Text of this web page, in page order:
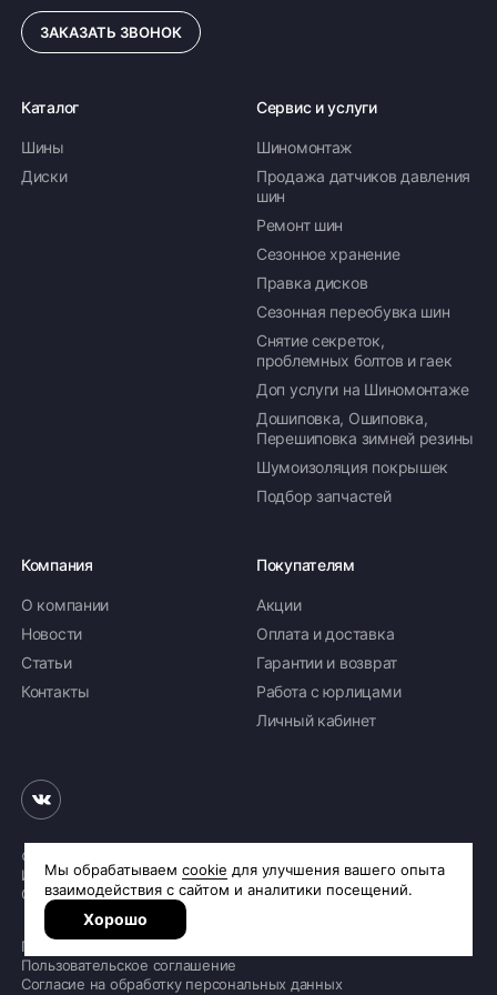
02 выпущена в 2018 году на заводе «Арзамасский
шинный завод», Россия.
ЗАКАЗАТЬ ЗВОНОК
Каталог
Шины
Диски
Сервис и услуги
Шиномонтаж
Продажа датчиков давления
шин
Ремонт шин
Сезонное хранение
Правка дисков
Сезонная переобувка шин
Снятие секреток,
проблемных болтов и гаек
Доп услуги на Шиномонтаже
Дошиповка, Ошиповка,
Перешиповка зимней резины
Шумоизоляция покрышек
Подбор запчастей
Компания
О компании
Новости
Статьи
Контакты
Покупателям
Акции
Оплата и доставка
Гарантии и возврат
Работа с юрлицами
Личный кабинет
© 2026 «Шинное бюро Шлепакова»
Интернет-магазин шин и дисков
Сделано вR.class
Политика обработки персональных данных
Пользовательское соглашение
Согласие на обработку персональных данных